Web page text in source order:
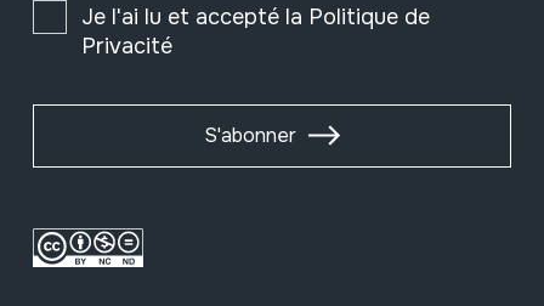
Je l'ai lu et accepté la Politique de
Privacité
S'abonner